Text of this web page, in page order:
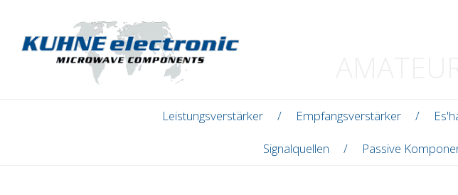
Leistungsverstärker Empfangsverstärker
Signalquellen
Passive